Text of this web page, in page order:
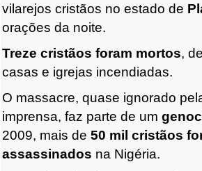
vilarejos cristãos no estado de
orações da noite.
Treze cristãos foram mortos,
casas e igrejas incendiadas.
O massacre, quase ignorado
imprensa, faz parte de um
2009, mais de 50 mil cristãos
assassinados na Nigéria.